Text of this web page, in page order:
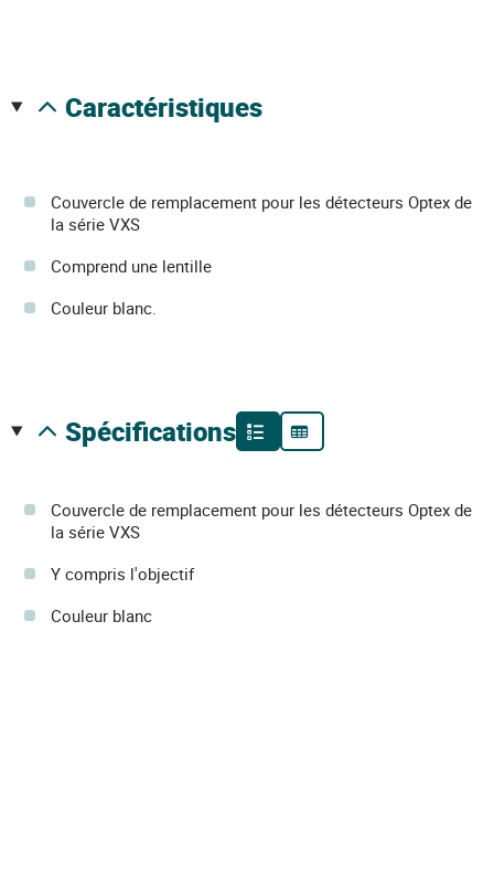
caractéristiques
Couvercle de remplacement pour les détecteurs Optex de
la série VXS
Comprend une lentille
Couleur blanc.
spécifications
Couvercle de remplacement pour les détecteurs Optex de
la série VXS
Y compris l'objectif
Couleur blanc